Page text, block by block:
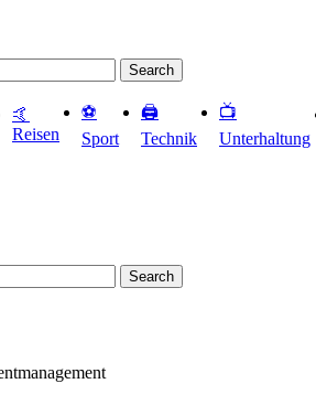
Search
🤙
Reisen
⚽️
Sport
🖨️
Technik
📺
Unterhaltung
Search